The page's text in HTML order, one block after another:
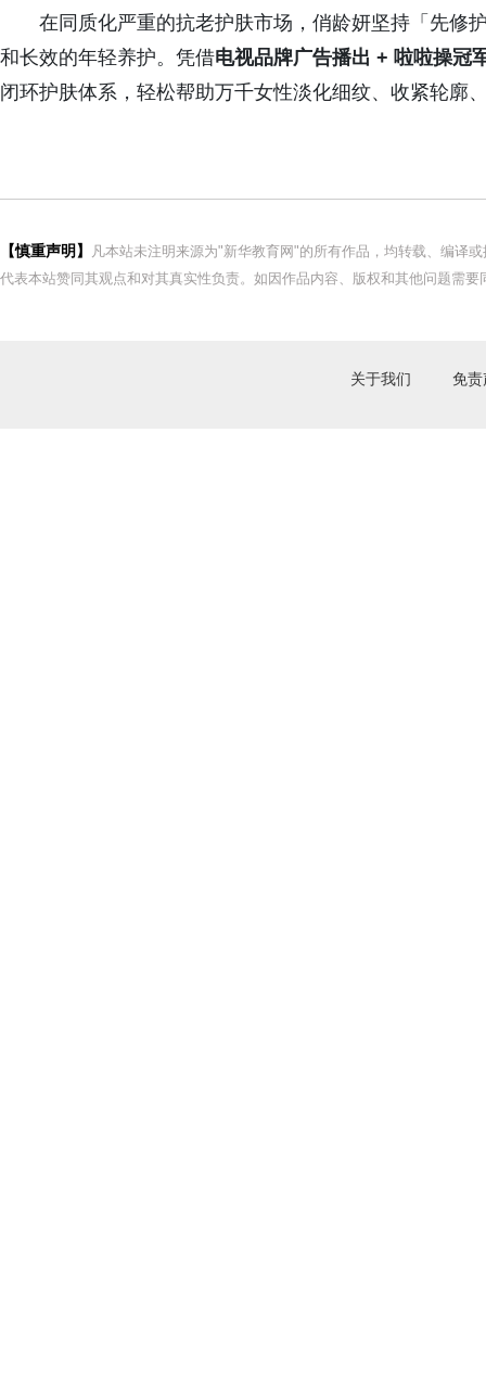
在同质化严重的抗老护肤市场，俏龄妍坚持「先修
和长效的年轻养护。凭借电视品牌广告播出 + 啦啦操冠
闭环护肤体系，轻松帮助万千女性淡化细纹、收紧轮廓
【慎重声明】
凡本站未注明来源为"新华教育网"的所有作品，均转载、编译
代表本站赞同其观点和对其真实性负责。如因作品内容、版权和其他问题需
关于我们 免责